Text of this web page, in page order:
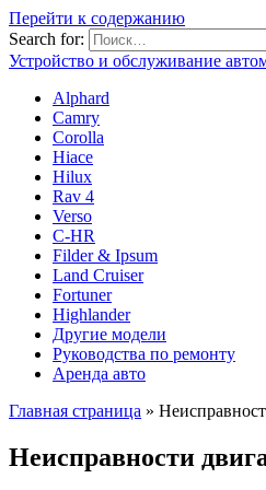
Перейти к содержанию
Search for:
Устройство и обслуживание
Alphard
Camry
Corolla
Hiace
Hilux
Rav 4
Verso
C-HR
Filder & Ipsum
Land Cruiser
Fortuner
Highlander
Другие модели
Руководства по ремонту
Аренда авто
Главная страница »
Неисправности